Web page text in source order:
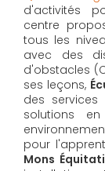
d'activités
centre
tous les
avec des
d'obstacles
ses leçons,
des
solutions
pour
Mons